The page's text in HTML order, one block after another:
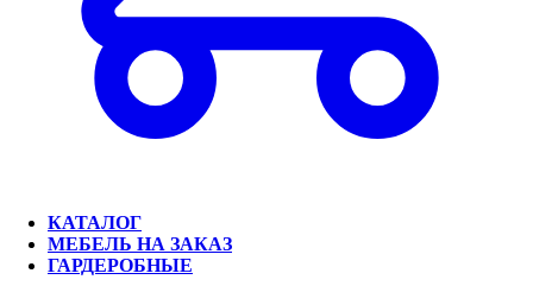
КАТАЛОГ
МЕБЕЛЬ НА ЗАКАЗ
ГАРДЕРОБНЫЕ